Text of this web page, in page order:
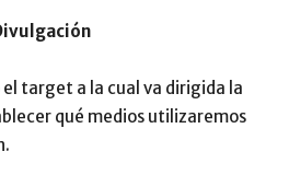
target a la cual va dirigida la
qué medios utilizaremos